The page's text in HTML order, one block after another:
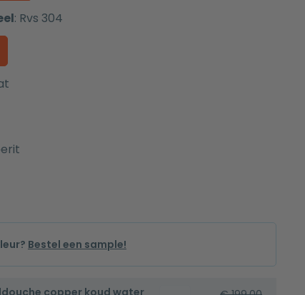
: Rvs 304
Bestel een sample!
copper koud water